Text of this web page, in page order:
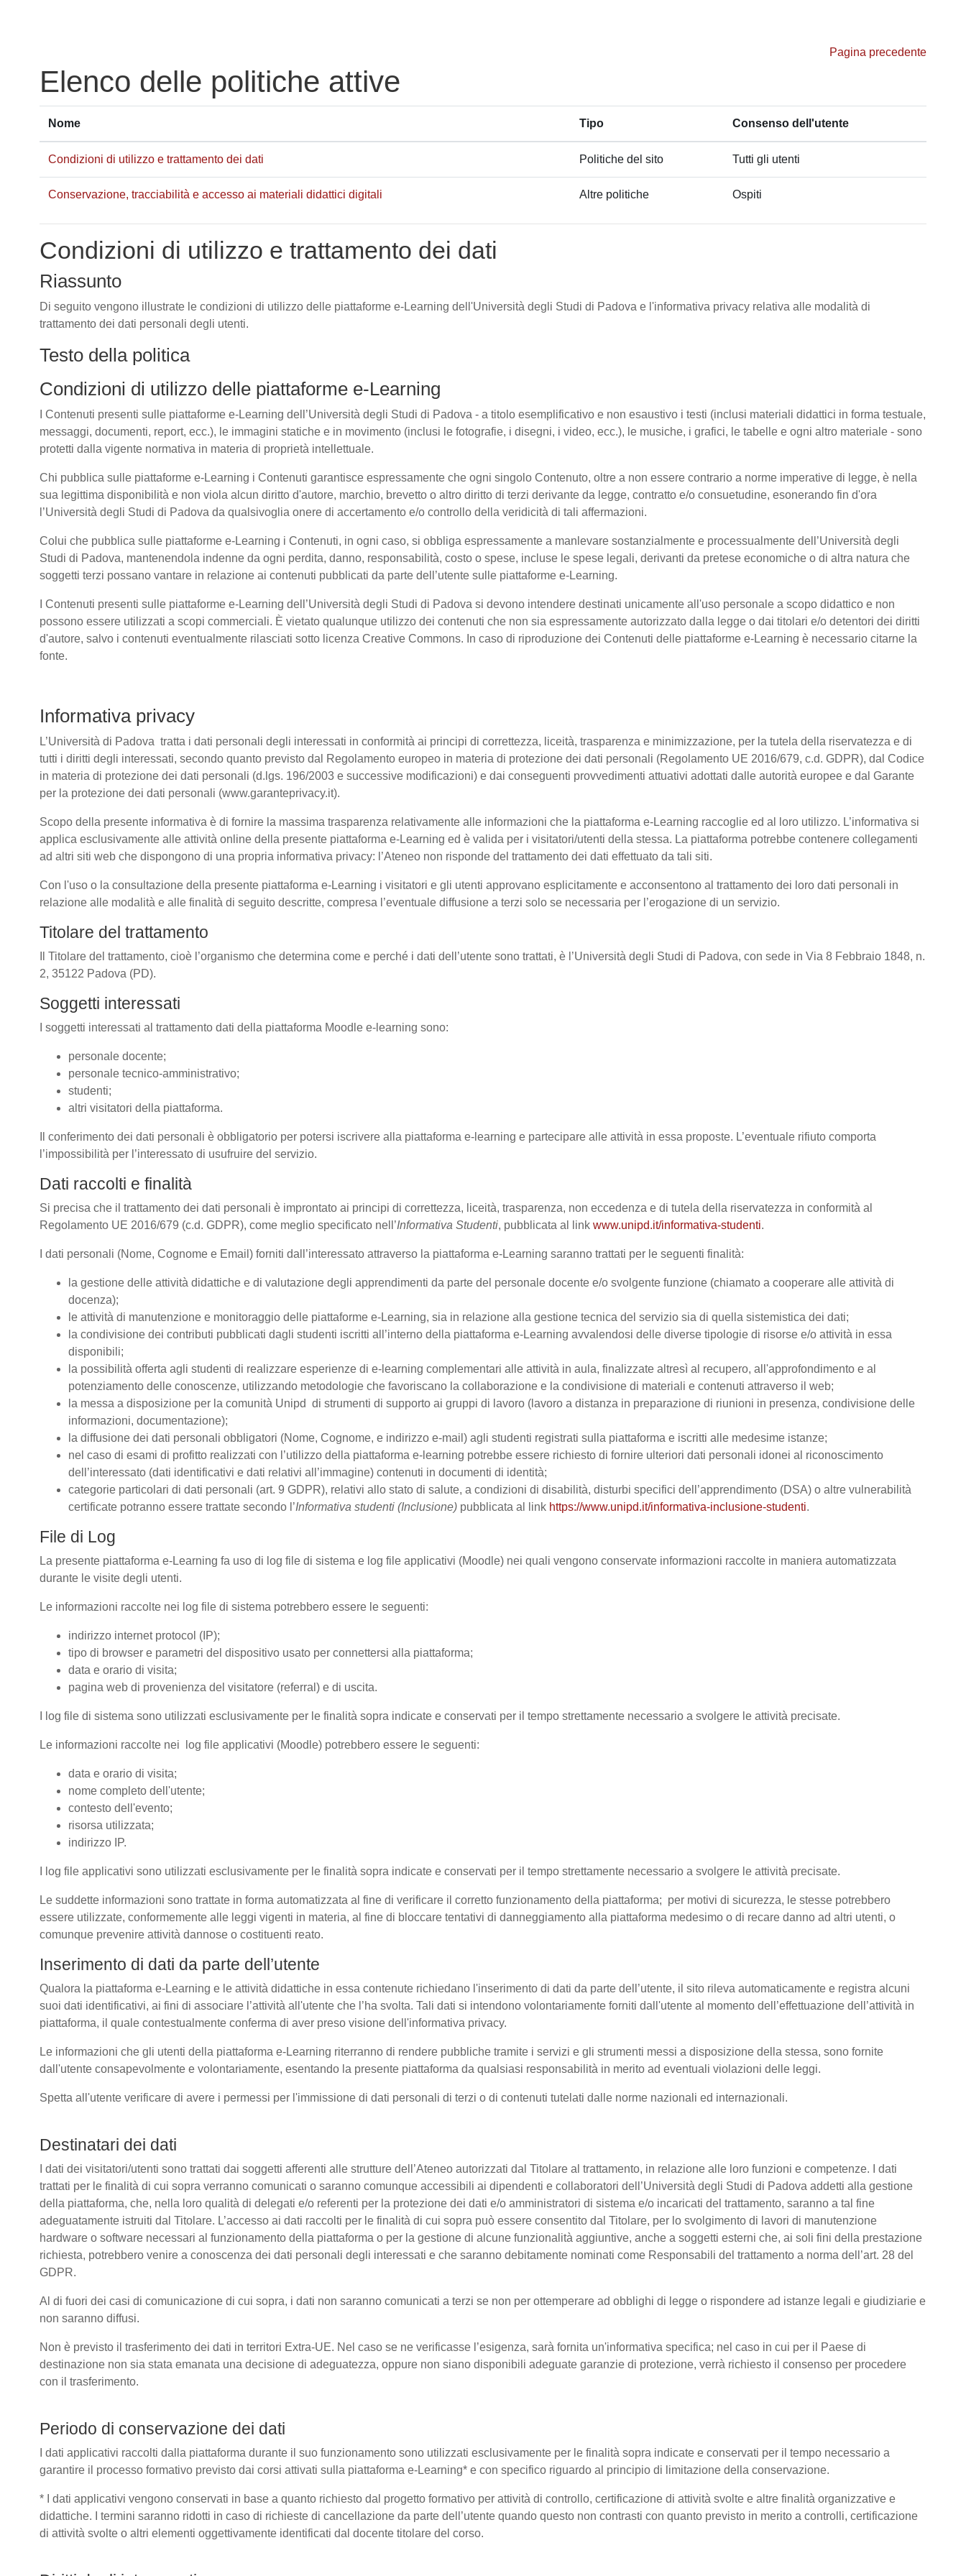
Pagina precedente
Elenco delle politiche attive
Nome Tipo Consenso dell'utente
Condizioni di utilizzo e trattamento dei dati Politiche del sito Tutti gli utenti
Conservazione, tracciabilità e accesso ai materiali didattici digitali Altre politiche Ospiti
Condizioni di utilizzo e trattamento dei dati
Riassunto
Di seguito vengono illustrate le condizioni di utilizzo delle piattaforme e-Learning dell'Università degli Studi di Padova e l'informativa privacy relativa alle modalità di
trattamento dei dati personali degli utenti.
Testo della politica
Condizioni di utilizzo delle piattaforme e-Learning
I Contenuti presenti sulle piattaforme e-Learning dell’Università degli Studi di Padova - a titolo esemplificativo e non esaustivo i testi (inclusi materiali didattici in forma testuale,
messaggi, documenti, report, ecc.), le immagini statiche e in movimento (inclusi le fotografie, i disegni, i video, ecc.), le musiche, i grafici, le tabelle e ogni altro materiale - sono
protetti dalla vigente normativa in materia di proprietà intellettuale.
Chi pubblica sulle piattaforme e-Learning i Contenuti garantisce espressamente che ogni singolo Contenuto, oltre a non essere contrario a norme imperative di legge, è nella
sua legittima disponibilità e non viola alcun diritto d'autore, marchio, brevetto o altro diritto di terzi derivante da legge, contratto e/o consuetudine, esonerando fin d'ora
l’Università degli Studi di Padova da qualsivoglia onere di accertamento e/o controllo della veridicità di tali affermazioni.
Colui che pubblica sulle piattaforme e-Learning i Contenuti, in ogni caso, si obbliga espressamente a manlevare sostanzialmente e processualmente dell’Università degli
Studi di Padova, mantenendola indenne da ogni perdita, danno, responsabilità, costo o spese, incluse le spese legali, derivanti da pretese economiche o di altra natura che
soggetti terzi possano vantare in relazione ai contenuti pubblicati da parte dell’utente sulle piattaforme e-Learning.
I Contenuti presenti sulle piattaforme e-Learning dell’Università degli Studi di Padova si devono intendere destinati unicamente all'uso personale a scopo didattico e non
possono essere utilizzati a scopi commerciali. È vietato qualunque utilizzo dei contenuti che non sia espressamente autorizzato dalla legge o dai titolari e/o detentori dei diritti
d'autore, salvo i contenuti eventualmente rilasciati sotto licenza Creative Commons. In caso di riproduzione dei Contenuti delle piattaforme e-Learning è necessario citarne la
fonte.
Informativa privacy
L’Università di Padova tratta i dati personali degli interessati in conformità ai principi di correttezza, liceità, trasparenza e minimizzazione, per la tutela della riservatezza e di
tutti i diritti degli interessati, secondo quanto previsto dal Regolamento europeo in materia di protezione dei dati personali (Regolamento UE 2016/679, c.d. GDPR), dal Codice
in materia di protezione dei dati personali (d.lgs. 196/2003 e successive modificazioni) e dai conseguenti provvedimenti attuativi adottati dalle autorità europee e dal Garante
per la protezione dei dati personali (www.garanteprivacy.it).
Scopo della presente informativa è di fornire la massima trasparenza relativamente alle informazioni che la piattaforma e-Learning raccoglie ed al loro utilizzo. L’informativa si
applica esclusivamente alle attività online della presente piattaforma e-Learning ed è valida per i visitatori/utenti della stessa. La piattaforma potrebbe contenere collegamenti
ad altri siti web che dispongono di una propria informativa privacy: l’Ateneo non risponde del trattamento dei dati effettuato da tali siti.
Con l'uso o la consultazione della presente piattaforma e-Learning i visitatori e gli utenti approvano esplicitamente e acconsentono al trattamento dei loro dati personali in
relazione alle modalità e alle finalità di seguito descritte, compresa l’eventuale diffusione a terzi solo se necessaria per l’erogazione di un servizio.
Titolare del trattamento
Il Titolare del trattamento, cioè l’organismo che determina come e perché i dati dell’utente sono trattati, è l’Università degli Studi di Padova, con sede in Via 8 Febbraio 1848, n.
2, 35122 Padova (PD).
Soggetti interessati
I soggetti interessati al trattamento dati della piattaforma Moodle e-learning sono:
personale docente;
personale tecnico-amministrativo;
studenti;
altri visitatori della piattaforma.
Il conferimento dei dati personali è obbligatorio per potersi iscrivere alla piattaforma e-learning e partecipare alle attività in essa proposte. L’eventuale rifiuto comporta
l’impossibilità per l’interessato di usufruire del servizio.
Dati raccolti e finalità
Si precisa che il trattamento dei dati personali è improntato ai principi di correttezza, liceità, trasparenza, non eccedenza e di tutela della riservatezza in conformità al
Regolamento UE 2016/679 (c.d. GDPR), come meglio specificato nell’Informativa Studenti, pubblicata al link www.unipd.it/informativa-studenti.
I dati personali (Nome, Cognome e Email) forniti dall’interessato attraverso la piattaforma e-Learning saranno trattati per le seguenti finalità:
la gestione delle attività didattiche e di valutazione degli apprendimenti da parte del personale docente e/o svolgente funzione (chiamato a cooperare alle attività di
docenza);
le attività di manutenzione e monitoraggio delle piattaforme e-Learning, sia in relazione alla gestione tecnica del servizio sia di quella sistemistica dei dati;
la condivisione dei contributi pubblicati dagli studenti iscritti all’interno della piattaforma e-Learning avvalendosi delle diverse tipologie di risorse e/o attività in essa
disponibili;
la possibilità offerta agli studenti di realizzare esperienze di e-learning complementari alle attività in aula, finalizzate altresì al recupero, all'approfondimento e al
potenziamento delle conoscenze, utilizzando metodologie che favoriscano la collaborazione e la condivisione di materiali e contenuti attraverso il web;
la messa a disposizione per la comunità Unipd di strumenti di supporto ai gruppi di lavoro (lavoro a distanza in preparazione di riunioni in presenza, condivisione delle
informazioni, documentazione);
la diffusione dei dati personali obbligatori (Nome, Cognome, e indirizzo e-mail) agli studenti registrati sulla piattaforma e iscritti alle medesime istanze;
nel caso di esami di profitto realizzati con l’utilizzo della piattaforma e-learning potrebbe essere richiesto di fornire ulteriori dati personali idonei al riconoscimento
dell’interessato (dati identificativi e dati relativi all’immagine) contenuti in documenti di identità;
categorie particolari di dati personali (art. 9 GDPR), relativi allo stato di salute, a condizioni di disabilità, disturbi specifici dell’apprendimento (DSA) o altre vulnerabilità
certificate potranno essere trattate secondo l’Informativa studenti (Inclusione) pubblicata al link https://www.unipd.it/informativa-inclusione-studenti.
File di Log
La presente piattaforma e-Learning fa uso di log file di sistema e log file applicativi (Moodle) nei quali vengono conservate informazioni raccolte in maniera automatizzata
durante le visite degli utenti.
Le informazioni raccolte nei log file di sistema potrebbero essere le seguenti:
indirizzo internet protocol (IP);
tipo di browser e parametri del dispositivo usato per connettersi alla piattaforma;
data e orario di visita;
pagina web di provenienza del visitatore (referral) e di uscita.
I log file di sistema sono utilizzati esclusivamente per le finalità sopra indicate e conservati per il tempo strettamente necessario a svolgere le attività precisate.
Le informazioni raccolte nei log file applicativi (Moodle) potrebbero essere le seguenti:
data e orario di visita;
nome completo dell'utente;
contesto dell'evento;
risorsa utilizzata;
indirizzo IP.
I log file applicativi sono utilizzati esclusivamente per le finalità sopra indicate e conservati per il tempo strettamente necessario a svolgere le attività precisate.
Le suddette informazioni sono trattate in forma automatizzata al fine di verificare il corretto funzionamento della piattaforma; per motivi di sicurezza, le stesse potrebbero
essere utilizzate, conformemente alle leggi vigenti in materia, al fine di bloccare tentativi di danneggiamento alla piattaforma medesimo o di recare danno ad altri utenti, o
comunque prevenire attività dannose o costituenti reato.
Inserimento di dati da parte dell’utente
Qualora la piattaforma e-Learning e le attività didattiche in essa contenute richiedano l'inserimento di dati da parte dell’utente, il sito rileva automaticamente e registra alcuni
suoi dati identificativi, ai fini di associare l’attività all'utente che l’ha svolta. Tali dati si intendono volontariamente forniti dall'utente al momento dell’effettuazione dell’attività in
piattaforma, il quale contestualmente conferma di aver preso visione dell'informativa privacy.
Le informazioni che gli utenti della piattaforma e-Learning riterranno di rendere pubbliche tramite i servizi e gli strumenti messi a disposizione della stessa, sono fornite
dall'utente consapevolmente e volontariamente, esentando la presente piattaforma da qualsiasi responsabilità in merito ad eventuali violazioni delle leggi.
Spetta all'utente verificare di avere i permessi per l'immissione di dati personali di terzi o di contenuti tutelati dalle norme nazionali ed internazionali.
Destinatari dei dati
I dati dei visitatori/utenti sono trattati dai soggetti afferenti alle strutture dell’Ateneo autorizzati dal Titolare al trattamento, in relazione alle loro funzioni e competenze. I dati
trattati per le finalità di cui sopra verranno comunicati o saranno comunque accessibili ai dipendenti e collaboratori dell’Università degli Studi di Padova addetti alla gestione
della piattaforma, che, nella loro qualità di delegati e/o referenti per la protezione dei dati e/o amministratori di sistema e/o incaricati del trattamento, saranno a tal fine
adeguatamente istruiti dal Titolare. L’accesso ai dati raccolti per le finalità di cui sopra può essere consentito dal Titolare, per lo svolgimento di lavori di manutenzione
hardware o software necessari al funzionamento della piattaforma o per la gestione di alcune funzionalità aggiuntive, anche a soggetti esterni che, ai soli fini della prestazione
richiesta, potrebbero venire a conoscenza dei dati personali degli interessati e che saranno debitamente nominati come Responsabili del trattamento a norma dell’art. 28 del
GDPR.
Al di fuori dei casi di comunicazione di cui sopra, i dati non saranno comunicati a terzi se non per ottemperare ad obblighi di legge o rispondere ad istanze legali e giudiziarie e
non saranno diffusi.
Non è previsto il trasferimento dei dati in territori Extra-UE. Nel caso se ne verificasse l’esigenza, sarà fornita un'informativa specifica; nel caso in cui per il Paese di
destinazione non sia stata emanata una decisione di adeguatezza, oppure non siano disponibili adeguate garanzie di protezione, verrà richiesto il consenso per procedere
con il trasferimento.
Periodo di conservazione dei dati
I dati applicativi raccolti dalla piattaforma durante il suo funzionamento sono utilizzati esclusivamente per le finalità sopra indicate e conservati per il tempo necessario a
garantire il processo formativo previsto dai corsi attivati sulla piattaforma e-Learning* e con specifico riguardo al principio di limitazione della conservazione.
* I dati applicativi vengono conservati in base a quanto richiesto dal progetto formativo per attività di controllo, certificazione di attività svolte e altre finalità organizzative e
didattiche. I termini saranno ridotti in caso di richieste di cancellazione da parte dell’utente quando questo non contrasti con quanto previsto in merito a controlli, certificazione
di attività svolte o altri elementi oggettivamente identificati dal docente titolare del corso.